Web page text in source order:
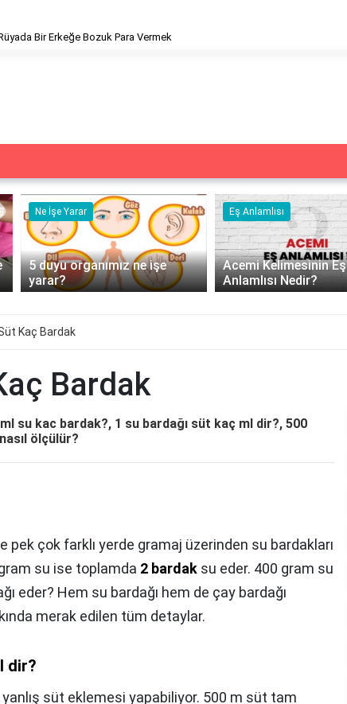
Bir Erkeğe Bozuk Para Vermek
Ne İşe Yarar
5 duyu organımız ne işe
yarar?
Eş Anlamlısı
Acemi Kelimesinin Eş
Anlamlısı Nedir?
Kaç Bardak
Bardak
su kac bardak?, 1 su bardağı süt kaç ml dir?, 500
ölçülür?
pek çok farklı yerde gramaj üzerinden su bardakları
su ise toplamda 2 bardak su eder. 400 gram su
eder? Hem su bardağı hem de çay bardağı
merak edilen tüm detaylar.
dir?
süt eklemesi yapabiliyor. 500 m süt tam